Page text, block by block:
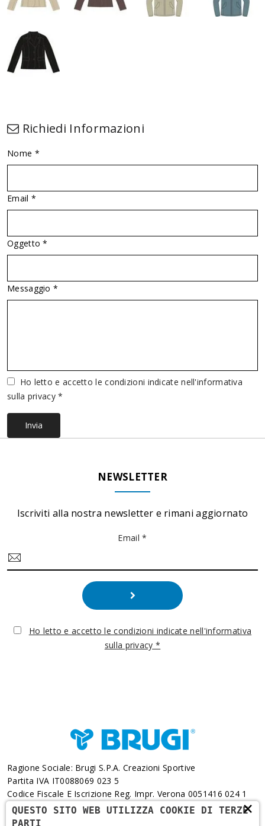
Richiedi Informazioni
Nome *
Email *
Oggetto *
Messaggio *
VuotoHo letto e accetto le condizioni indicate nell'informativa
sulla privacy *
Invia
NEWSLETTER
Iscriviti alla nostra newsletter e rimani aggiornato
Email *
Ho letto e accetto le condizioni indicate nell'informativa
sulla privacy *
Ragione Sociale: Brugi S.p.A. Creazioni Sportive
Partita IVA IT0088069 023 5
Codice Fiscale E Iscrizione Reg. Impr. Verona 0051416 024 1
REA 166179 Verona -Cap. Soc. € 10.000.000 I.v. - Posiz.
Meccanogr. VR 002505
×
QUESTO SITO WEB UTILIZZA COOKIE DI TERZE
PARTI